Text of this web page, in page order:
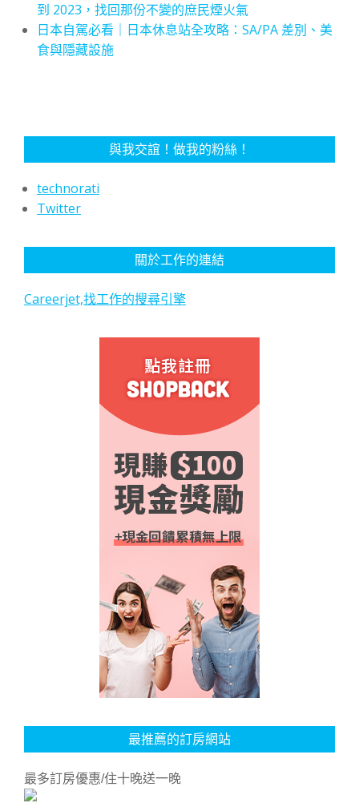
到 2023，找回那份不變的庶民煙火氣
日本自駕必看｜日本休息站全攻略：SA/PA 差別、美
食與隱藏設施
與我交誼！做我的粉絲！
technorati
Twitter
關於工作的連結
Careerjet,找工作的搜尋引擎
最推薦的訂房網站
最多訂房優惠/住十晚送一晚